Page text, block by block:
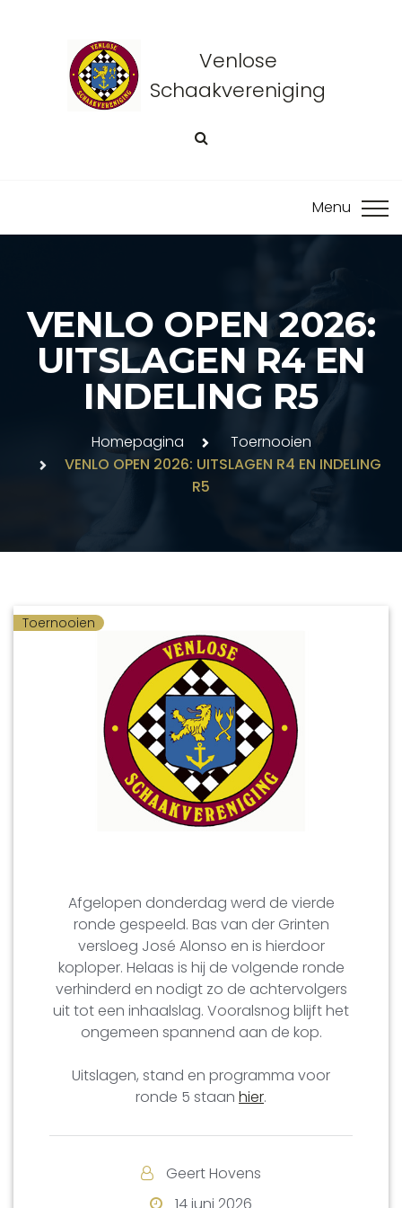
Venlose
Schaakvereniging
VENLO OPEN 2026:
UITSLAGEN R4 EN
INDELING R5
Homepagina
Toernooien
VENLO OPEN 2026: UITSLAGEN R4 EN INDELING
R5
Toernooien
Afgelopen donderdag werd de vierde
ronde gespeeld. Bas van der Grinten
versloeg José Alonso en is hierdoor
koploper. Helaas is hij de volgende ronde
verhinderd en nodigt zo de achtervolgers
uit tot een inhaalslag. Vooralsnog blijft het
ongemeen spannend aan de kop.
Uitslagen, stand en programma voor
ronde 5 staan hier.
Geert Hovens
14 juni 2026